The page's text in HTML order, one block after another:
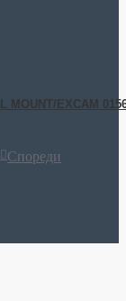
MOUNT/EXCAM
Спореди